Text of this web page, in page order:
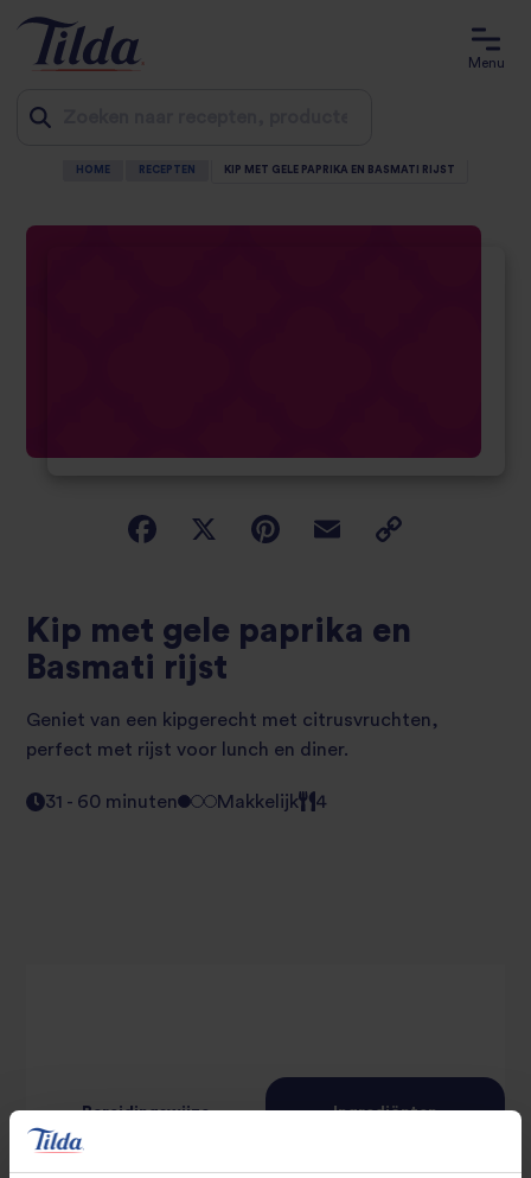
Menu
HOME RECEPTEN KIP MET GELE PAPRIKA EN BASMATI RIJST
Kip met gele paprika en
Basmati rijst
Geniet van een kipgerecht met citrusvruchten,
perfect met rijst voor lunch en diner.
31 - 60 minuten Makkelijk 4
Bereidingswijze Ingrediënten